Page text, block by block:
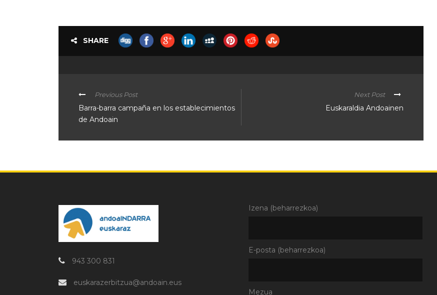
SHARE
Previous Post
Barra-barra campaña en los establecimientos
de Andoain
Next Post
Euskaraldia Andoainen
943 300 831
euskarazerbitzua@andoain.eus
Izena (beharrezkoa)
E-posta (beharrezkoa)
Mezua